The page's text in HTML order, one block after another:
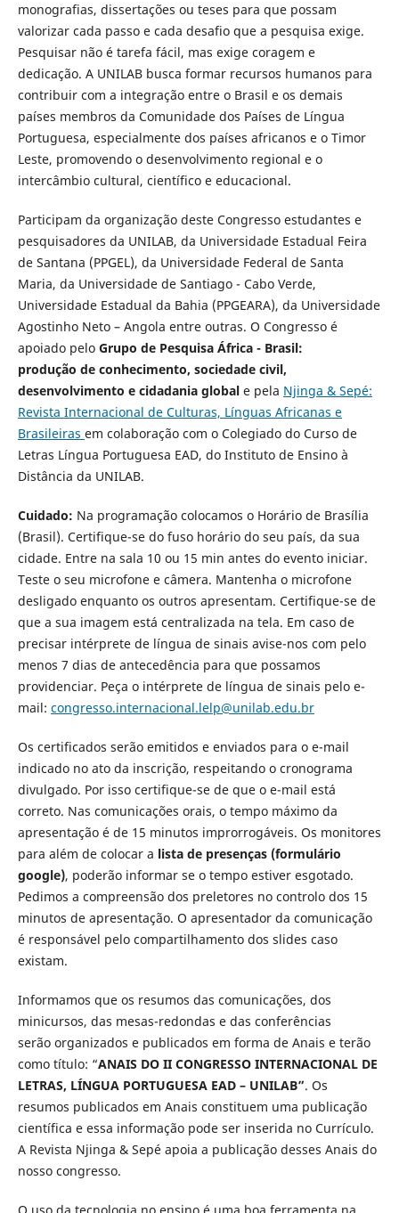
monografias, dissertações ou teses para que possam
valorizar cada passo e cada desafio que a pesquisa exige.
Pesquisar não é tarefa fácil, mas exige coragem e
dedicação. A UNILAB busca formar recursos humanos para
contribuir com a integração entre o Brasil e os demais
países membros da Comunidade dos Países de Língua
Portuguesa, especialmente dos países africanos e o Timor
Leste, promovendo o desenvolvimento regional e o
intercâmbio cultural, científico e educacional.
Participam da organização deste Congresso estudantes e
pesquisadores da UNILAB, da Universidade Estadual Feira
de Santana (PPGEL), da Universidade Federal de Santa
Maria, da Universidade de Santiago - Cabo Verde,
Universidade Estadual da Bahia (PPGEARA), da Universidade
Agostinho Neto – Angola entre outras. O Congresso é
apoiado pelo Grupo de Pesquisa África - Brasil:
produção de conhecimento, sociedade civil,
desenvolvimento e cidadania globale pela Njinga & Sepé:
Revista Internacional de Culturas, Línguas Africanas e
Brasileiras em colaboração com o Colegiado do Curso de
Letras Língua Portuguesa EAD, do Instituto de Ensino à
Distância da UNILAB.
Cuidado: Na programação colocamos o Horário de Brasília
(Brasil). Certifique-se do fuso horário do seu país, da sua
cidade. Entre na sala 10 ou 15 min antes do evento iniciar.
Teste o seu microfone e câmera. Mantenha o microfone
desligado enquanto os outros apresentam. Certifique-se de
que a sua imagem está centralizada na tela. Em caso de
precisar intérprete de língua de sinais avise-nos com pelo
menos 7 dias de antecedência para que possamos
providenciar. Peça o intérprete de língua de sinais pelo e-
mail: congresso.internacional.lelp@unilab.edu.br
Os certificados serão emitidos e enviados para o e-mail
indicado no ato da inscrição, respeitando o cronograma
divulgado. Por isso certifique-se de que o e-mail está
correto. Nas comunicações orais, o tempo máximo da
apresentação é de 15 minutos improrrogáveis. Os monitores
para além de colocar a lista de presenças (formulário
google), poderão informar se o tempo estiver esgotado.
Pedimos a compreensão dos preletores no controlo dos 15
minutos de apresentação. O apresentador da comunicação
é responsável pelo compartilhamento dos slides caso
existam.
Informamos que os resumos das comunicações, dos
minicursos, das mesas-redondas e das conferências
serão organizados e publicados em forma de Anais e terão
como título: “ANAIS DO II CONGRESSO INTERNACIONAL DE
LETRAS, LÍNGUA PORTUGUESA EAD – UNILAB”. Os
resumos publicados em Anais constituem uma publicação
científica e essa informação pode ser inserida no Currículo.
A Revista Njinga & Sepé apoia a publicação desses Anais do
nosso congresso.